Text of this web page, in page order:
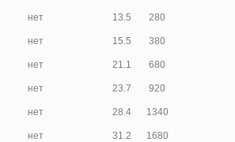
нет 13.5 280
нет 15.5 380
нет 21.1 680
нет 23.7 920
нет 28.4 1340
нет 31.2 1680